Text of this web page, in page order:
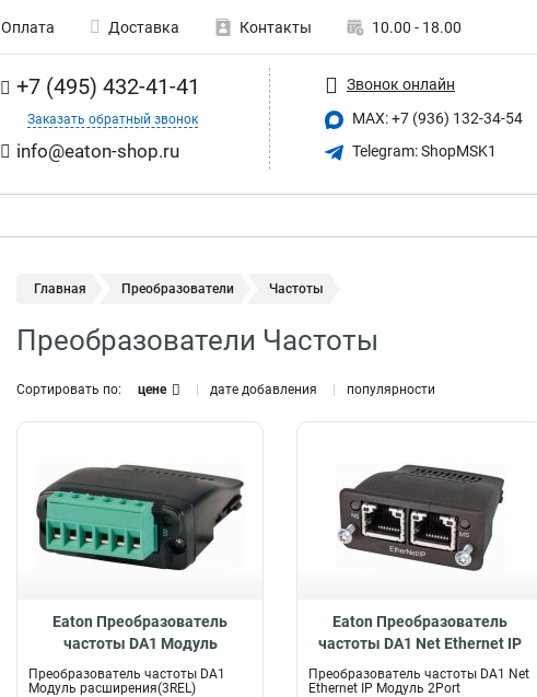
Оплата Доставка Контакты 10.00 - 18.00
+7 (495) 432-41-41
Заказать обратный звонок
info@eaton-shop.ru
Звонок онлайн
MAX: +7 (936) 132-34-54
Telegram: ShopMSK1
Главная Преобразователи Частоты
Преобразователи Частоты
Сортировать по: цене дате добавления популярности
Eaton Преобразователь
частоты DA1 Модуль
расширения(3REL) DXA-EXT-
3RO
Преобразователь частоты DA1
Модуль расширения(3REL)
Eaton Преобразователь
частоты DA1 Net Ethernet IP
Модуль 2Port DX-NET-
ETHERNET-2
Преобразователь частоты DA1 Net
Ethernet IP Модуль 2Port